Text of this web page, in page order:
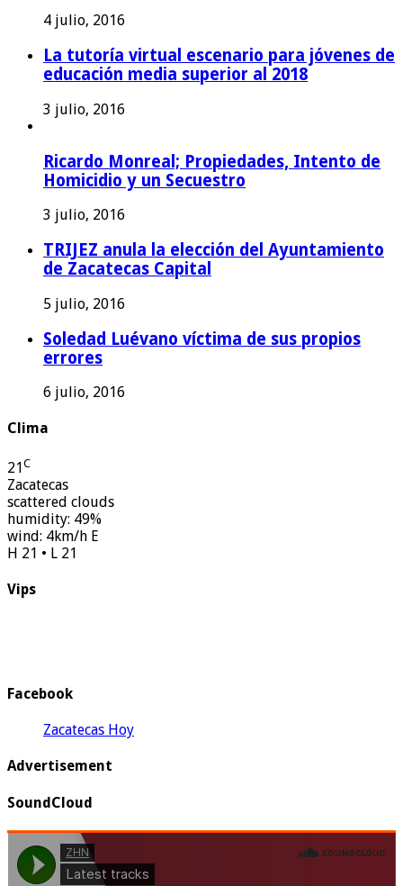
4 julio, 2016
La tutoría virtual escenario para jóvenes de
educación media superior al 2018
3 julio, 2016
Ricardo Monreal; Propiedades, Intento de
Homicidio y un Secuestro
3 julio, 2016
TRIJEZ anula la elección del Ayuntamiento
de Zacatecas Capital
5 julio, 2016
Soledad Luévano víctima de sus propios
errores
6 julio, 2016
Clima
21C
Zacatecas
scattered clouds
humidity: 49%
wind: 4km/h E
H 21 • L 21
Vips
Facebook
Zacatecas Hoy
Advertisement
SoundCloud